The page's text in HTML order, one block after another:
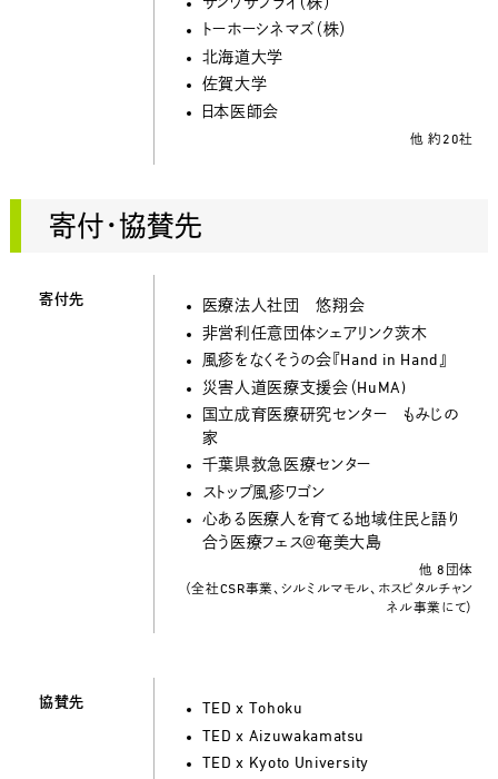
サンワサプライ（株）
トーホーシネマズ（株）
北海道大学
佐賀大学
日本医師会
他 約20社
寄付・協賛先
寄付先
医療法人社団 悠翔会
非営利任意団体シェアリンク茨木
風疹をなくそうの会『Hand in Hand』
災害人道医療支援会（HuMA)
国立成育医療研究センター もみじの
家
千葉県救急医療センター
ストップ風疹ワゴン
心ある医療人を育てる地域住民と語り
合う医療フェス＠奄美大島
他 8団体
（全社CSR事業、シルミルマモル、ホスピタルチャン
ネル事業にて）
協賛先
TED x Tohoku
TED x Aizuwakamatsu
TED x Kyoto University